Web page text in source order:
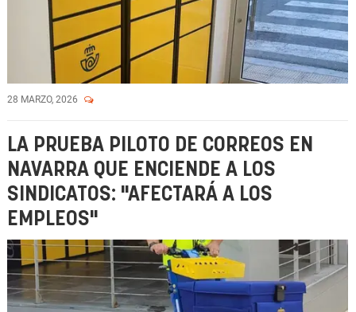
28 MARZO, 2026
LA PRUEBA PILOTO DE CORREOS EN
NAVARRA QUE ENCIENDE A LOS
SINDICATOS: "AFECTARÁ A LOS
EMPLEOS"